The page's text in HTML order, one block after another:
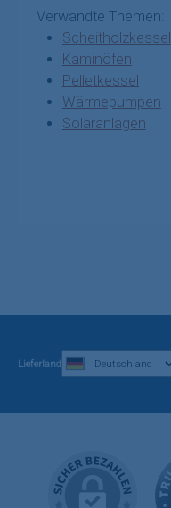
Verwandte Themen:
Scheitholzkessel
Kaminöfen
Pelletkessel
Wärmepumpen
Solaranlagen
Lieferland